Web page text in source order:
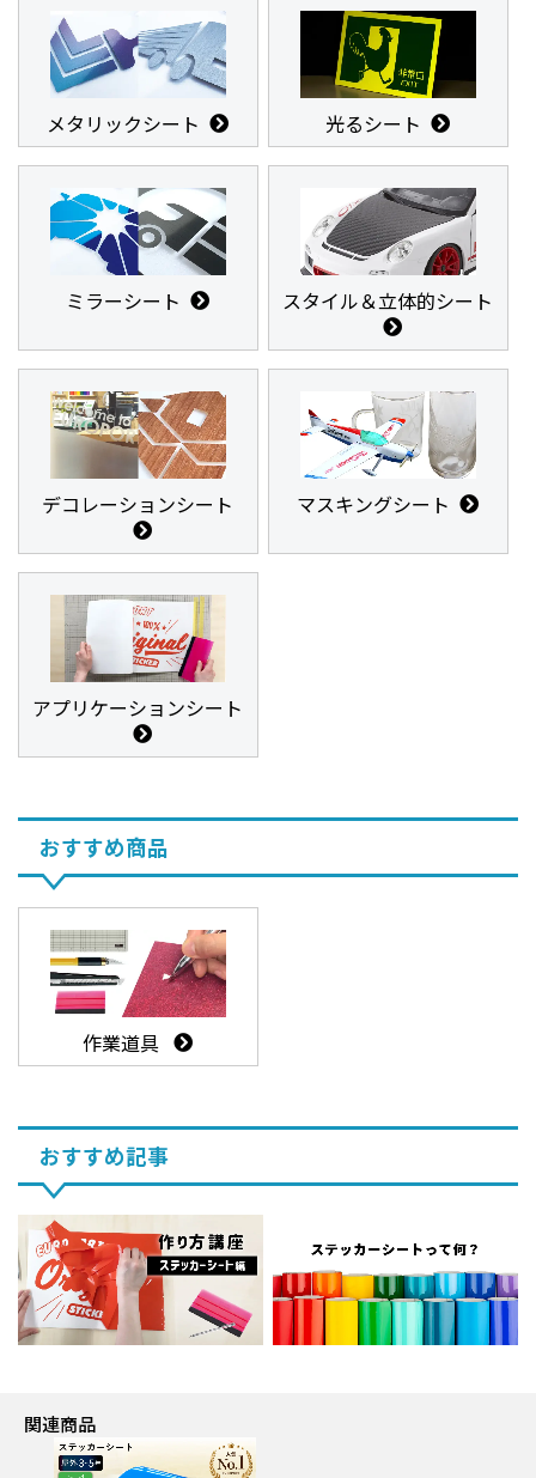
メタリックシート 光るシート
ミラーシート スタイル＆立体的シート
デコレーションシート マスキングシート
アプリケーションシート
おすすめ商品
作業道具
おすすめ記事
関連商品